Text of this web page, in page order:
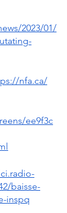
2023/01/
nfa.ca/
ee9f3c
baisse-
inspq